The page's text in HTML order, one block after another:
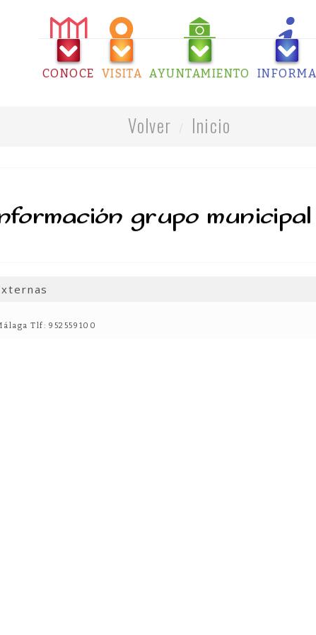
CONOCE VISITA AYUNTAMIENTO INFORMA
Volver Inicio
grupo municipal
Tlf: 952559100